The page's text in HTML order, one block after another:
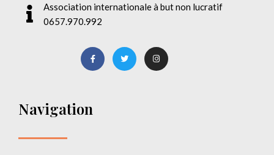
Association internationale à but non lucratif
0657.970.992
Navigation